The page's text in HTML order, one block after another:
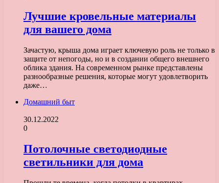
Лучшие кровельные материалы
для вашего дома
Зачастую, крыша дома играет ключевую роль не только в
защите от непогоды, но и в создании общего внешнего
облика здания. На современном рынке представлены
разнообразные решения, которые могут удовлетворить
даже…
Домашний быт
30.12.2022
0
Потолочные светодиодные
светильники для дома